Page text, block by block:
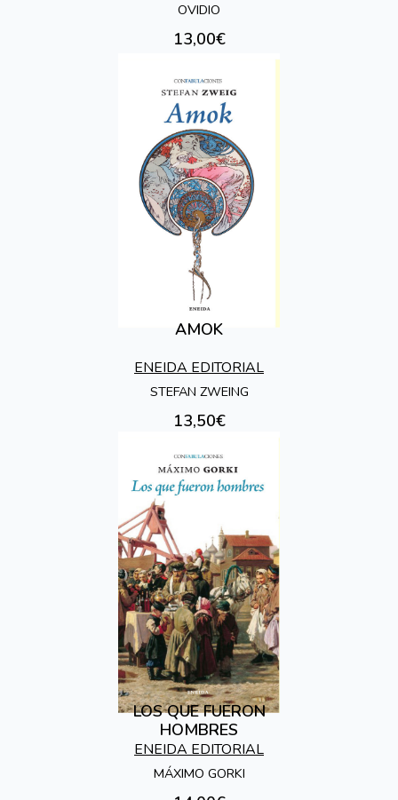
OVIDIO
13,00€
AMOK
ENEIDA EDITORIAL
STEFAN ZWEING
13,50€
LOS QUE FUERON
HOMBRES
ENEIDA EDITORIAL
MÁXIMO GORKI